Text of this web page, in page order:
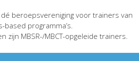
dé beroepsvereniging voor trainers van
based programma’s.
zijn MBSR-/MBCT-opgeleide trainers.